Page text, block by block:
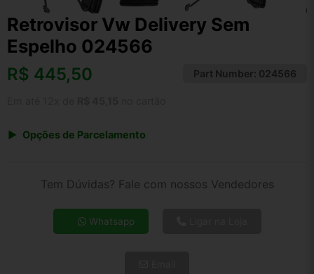
Retrovisor Vw Delivery Sem
Espelho 024566
R$ 445,50 Part Number: 024566
Opções de Parcelamento
4x de R$ 123,47
5x de R$ 100,07
Tem Dúvidas? Fale com nossos Vendedores
Whatsapp